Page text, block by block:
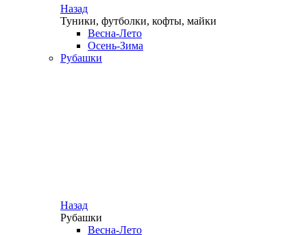
Назад
Туники, футболки, кофты, майки
Весна-Лето
Осень-Зима
Рубашки
Назад
Рубашки
Весна-Лето